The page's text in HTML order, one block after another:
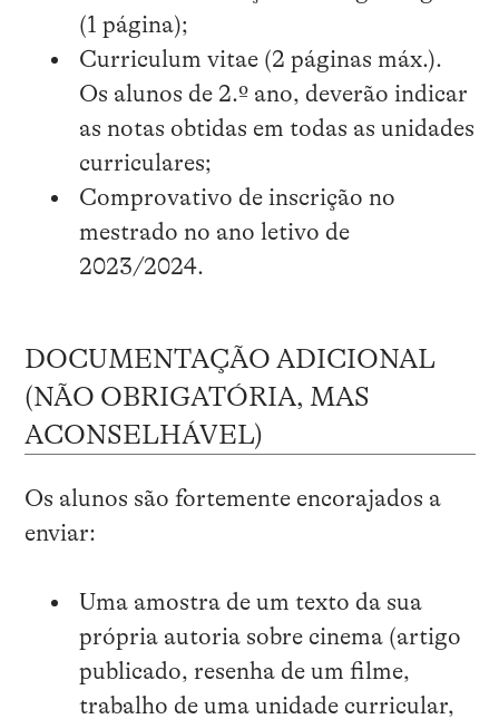
(1 página);
Curriculum vitae (2 páginas máx.).
Os alunos de 2.º ano, deverão indicar
as notas obtidas em todas as unidades
curriculares;
Comprovativo de inscrição no
mestrado no ano letivo de
2023/2024.
DOCUMENTAÇÃO ADICIONAL
(NÃO OBRIGATÓRIA, MAS
ACONSELHÁVEL)
Os alunos são fortemente encorajados a
enviar:
Uma amostra de um texto da sua
própria autoria sobre cinema (artigo
publicado, resenha de um filme,
trabalho de uma unidade curricular,